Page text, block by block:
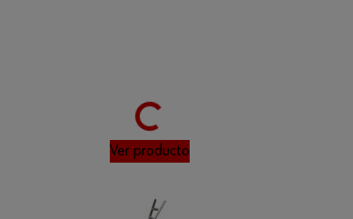
Loading...
Ver producto